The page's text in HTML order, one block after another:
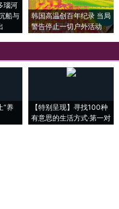
瑙河
船与
韩国高温创百年纪录 当局
警告停止一切户外活动
“养
【特别呈现】寻找100种
有意思的生活方式·第一对